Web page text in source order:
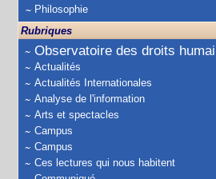
Philosophie
Rubriques
Observatoire des droits
Actualités
Actualités Internationales
Analyse de l'information
Arts et spectacles
Campus
Campus
Ces lectures qui nous habitent